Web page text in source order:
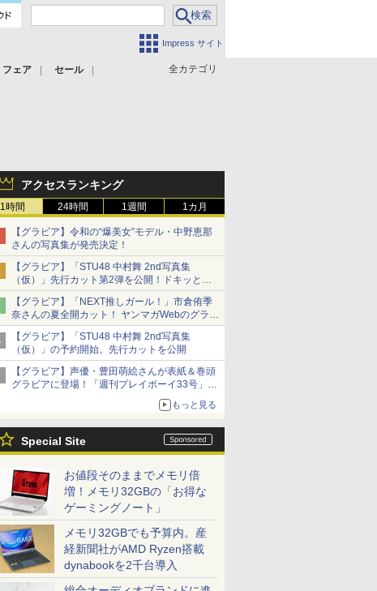
Impress サイト
全カテゴリ
フェア セール
アクセスランキング
1時間 24時間 1週間 1カ月
【グラビア】令和の“爆美女”モデル・中野恵那
さんの写真集が発売決定！
【グラビア】「STU48 中村舞 2nd写真集
（仮）」先行カット第2弾を公開！ドキッとす
るランジェリーカットなど新たな挑戦
【グラビア】「NEXT推しガール！」市倉侑季
奈さんの夏全開カット！ ヤンマガWebのグラビ
ア公開
【グラビア】「STU48 中村舞 2nd写真集
（仮）」の予約開始。先行カットを公開
【グラビア】声優・豊田萌絵さんが表紙＆巻頭
グラビアに登場！「週刊プレイボーイ33号」本
もっと見る
Special Site
お値段そのままでメモリ倍
増！メモリ32GBの「お得な
ゲーミングノート」
メモリ32GBでも予算内。産
経新聞社がAMD Ryzen搭載
dynabookを2千台導入